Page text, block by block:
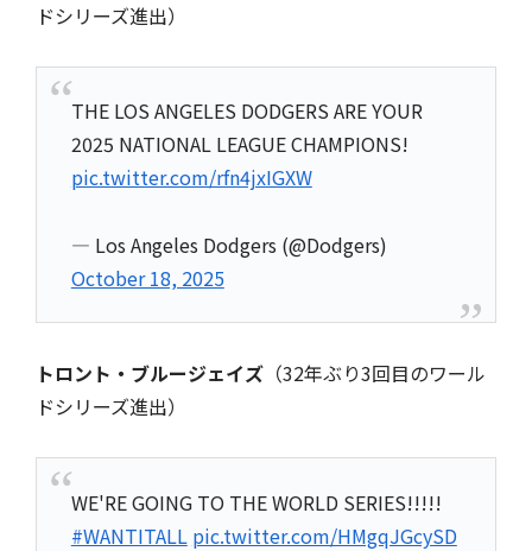
ドシリーズ進出）
THE LOS ANGELES DODGERS ARE YOUR
2025 NATIONAL LEAGUE CHAMPIONS!
pic.twitter.com/rfn4jxIGXW
— Los Angeles Dodgers (@Dodgers)
October 18, 2025
トロント・ブルージェイズ （32年ぶり3回目のワール
ドシリーズ進出）
WE'RE GOING TO THE WORLD SERIES!!!!!
#WANTITALL pic.twitter.com/HMgqJGcySD